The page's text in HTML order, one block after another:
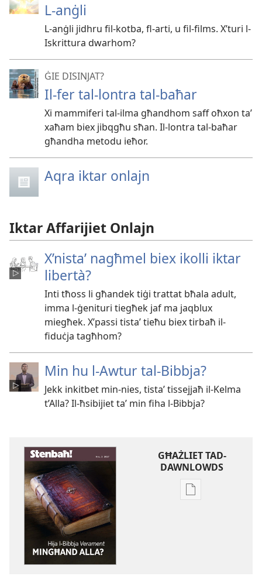
L-anġli
L-anġli jidhru fil-kotba, fl-arti, u fil-films. X’turi l-
Iskrittura dwarhom?
ĠIE DISINJAT?
Il-fer tal-lontra tal-baħar
Xi mammiferi tal-ilma għandhom saff oħxon taʼ
xaħam biex jibqgħu sħan. Il-lontra tal-baħar
għandha metodu ieħor.
Aqra iktar onlajn
Iktar Affarijiet Onlajn
X’nistaʼ nagħmel biex ikolli iktar
libertà?
Inti tħoss li għandek tiġi trattat bħala adult,
imma l-​ġenituri tiegħek jaf ma jaqblux
miegħek. X’passi tistaʼ tieħu biex tirbaħ il-​
fiduċja tagħhom?
Min hu l-Awtur tal-Bibbja?
Jekk inkitbet min-nies, tistaʼ tissejjaħ il-Kelma
t’Alla? Il-ħsibijiet taʼ min fiha l-Bibbja?
GĦAŻLIET TAD-
DAWNLOWDS
Għażliet